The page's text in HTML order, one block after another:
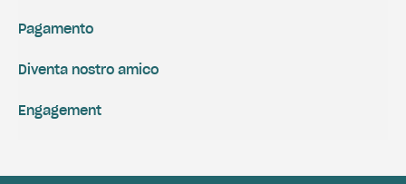
Pagamento
Engagement
Diventa nostro amico